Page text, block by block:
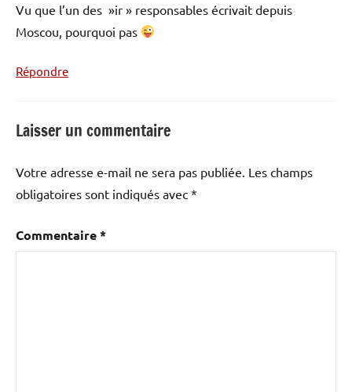
Vu que l’un des »ir » responsables écrivait depuis
Moscou, pourquoi pas
Répondre
Laisser un commentaire
Votre adresse e-mail ne sera pas publiée. Les champs
obligatoires sont indiqués avec *
Commentaire*